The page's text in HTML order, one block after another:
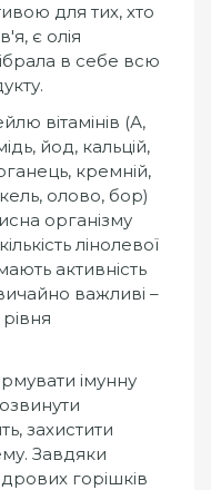
для тих, хто
є олія
в себе всю
вітамінів (А,
йод, кальцій,
кремній,
олово, бор)
організму
лінолевої
активність
важливі –
імунну
захистити
Завдяки
горішків